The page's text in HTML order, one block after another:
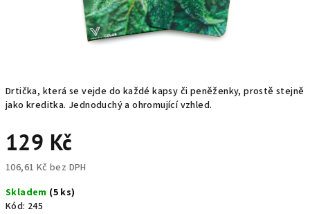
Drtička, která se vejde do každé kapsy či peněženky, prostě stejně
jako kreditka. Jednoduchý a ohromující vzhled.
129 Kč
106,61 Kč bez DPH
cena:
Skladem (5 ks)
Kód: 245